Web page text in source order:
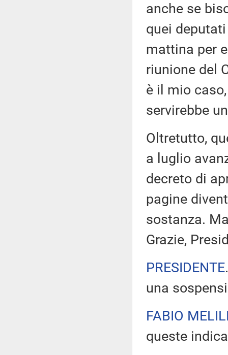
anche se
quei
mattina per
riunione del
è il mio
servirebbe
Oltretutto,
a luglio
decreto di
pagine
sostanza.
Grazie,
PRESIDENTE
una
FABIO
queste